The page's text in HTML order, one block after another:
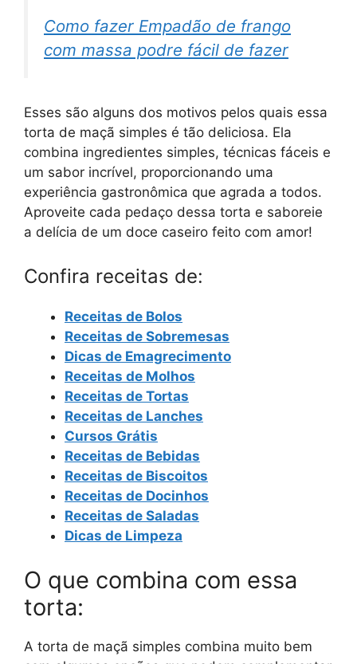
Como fazer Empadão de frango
com massa podre fácil de fazer
Esses são alguns dos motivos pelos quais essa
torta de maçã simples é tão deliciosa. Ela
combina ingredientes simples, técnicas fáceis e
um sabor incrível, proporcionando uma
experiência gastronômica que agrada a todos.
Aproveite cada pedaço dessa torta e saboreie
a delícia de um doce caseiro feito com amor!
Confira receitas de:
Receitas de Bolos
Receitas de Sobremesas
Dicas de Emagrecimento
Receitas de Molhos
Receitas de Tortas
Receitas de Lanches
Cursos Grátis
Receitas de Bebidas
Receitas de Biscoitos
Receitas de Docinhos
Receitas de Saladas
Dicas de Limpeza
O que combina com essa
torta:
A torta de maçã simples combina muito bem